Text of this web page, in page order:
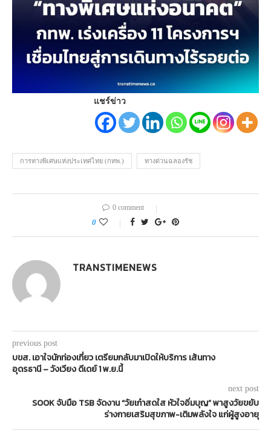
แชร์ข่าว
การทางพิเศษแห่งประเทศไทย (กทพ.) ทางด่วนฉลองรัช
0 comment
0
TRANSTIMENEWS
previous post
บขส. เอาใจนักท่องเที่ยว เตรียมกลับมาเปิดให้บริการ เส้นทาง
อุดรธานี – วังเวียง ดีเดย์ 1 พ.ย.นี้
next post
SOOK จับมือ TSB จัดงาน “วัยเก๋าสดใส หัวใจอิ่มบุญ” พาสูงวัยขยับ
ร่างกายเสริมสุขภาพ-เติมพลังใจ แก่ผู้สูงอายุ